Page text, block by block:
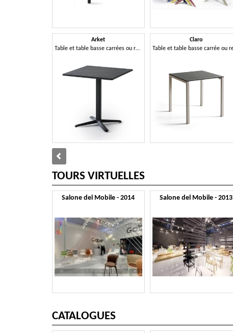
Arket
Table et table basse carrées ou rondes en métal avec base à 3 ou 4 branches
Claro
TOURS VIRTUELLES
Salone del Mobile - 2014 Salone del Mobile - 2013
CATALOGUES